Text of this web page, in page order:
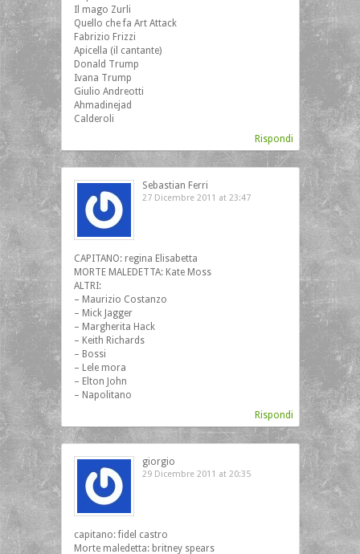
Il mago Zurli
Quello che fa Art Attack
Fabrizio Frizzi
Apicella (il cantante)
Donald Trump
Ivana Trump
Giulio Andreotti
Ahmadinejad
Calderoli
Rispondi
Sebastian Ferri
27 Dicembre 2011 at 23:47
CAPITANO: regina Elisabetta
MORTE MALEDETTA: Kate Moss
ALTRI:
– Maurizio Costanzo
– Mick Jagger
– Margherita Hack
– Keith Richards
– Bossi
– Lele mora
– Elton John
– Napolitano
Rispondi
giorgio
29 Dicembre 2011 at 20:35
capitano: fidel castro
Morte maledetta: britney spears